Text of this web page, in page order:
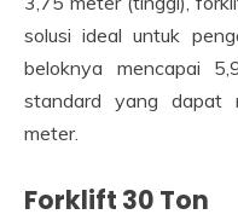
solusi ideal untuk
beloknya mencapai
standard yang dapat
meter.
Forklift 30 Ton